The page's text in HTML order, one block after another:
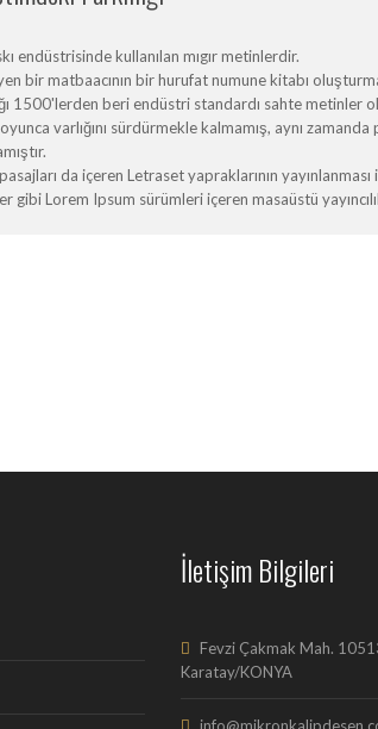
endüstrisinde kullanılan mıgır metinlerdir.
bir matbaacının bir hurufat numune kitabı
1500'lerden beri endüstri standardı sahte metinler
varlığını sürdürmekle kalmamış, aynı
da içeren Letraset yapraklarının yayınlanması
gibi Lorem Ipsum sürümleri içeren masaüstü
İletişim Bilgileri
Fevzi Çakmak Mah.
Karatay/KONYA